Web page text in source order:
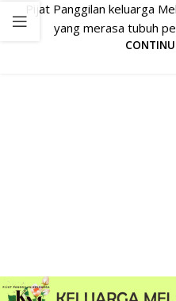
Pijat Panggilan keluarga
yang merasa tubuh